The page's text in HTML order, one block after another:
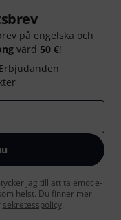
på engelska och
värd 50 €!
Erbjudanden
jag till att ta emot e-
helst. Du finner mer
sekretesspolicy.